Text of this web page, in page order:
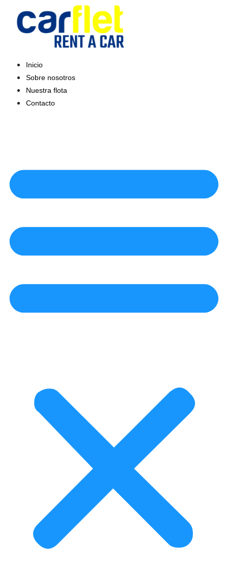
contenido
Inicio
Sobre nosotros
Nuestra flota
Contacto